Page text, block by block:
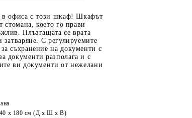
в офиса с този шкаф! Шкафът
стомана, което го прави
Плъзгащата се врата
затваряне. С регулируемите
съхранение на документи с
документи разполага и с
ви документи от нежелани
x 180 см (Д x Ш x В)